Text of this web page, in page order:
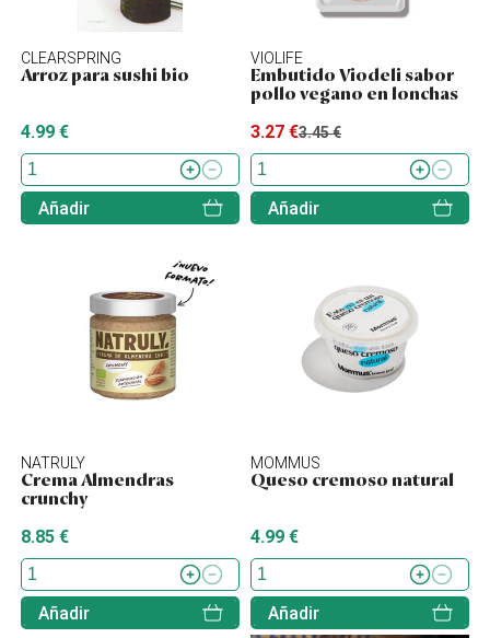
CLEARSPRING
Arroz para sushi bio
4.99 €
Añadir
VIOLIFE
Embutido Viodeli sabor
pollo vegano en lonchas
3.27 €3.45 €
Añadir
NATRULY
Crema Almendras
crunchy
8.85 €
Añadir
MOMMUS
Queso cremoso natural
4.99 €
Añadir